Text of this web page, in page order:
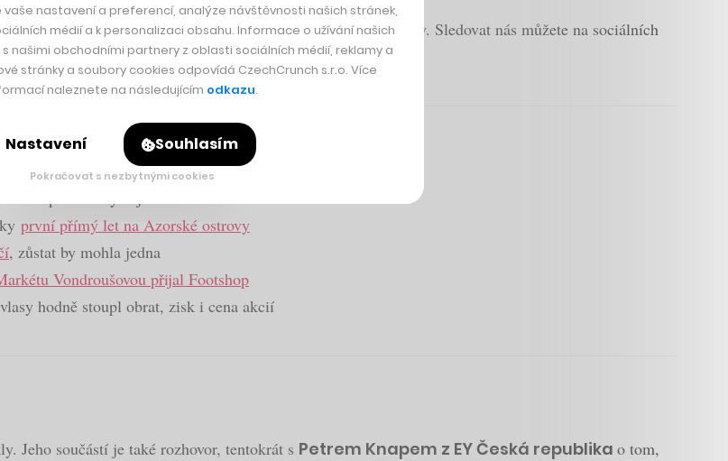
příjemné čtení nebo poslech prostřednictvím podcastu Weekly. Sledovat nás můžete na sociálních
formě.
prostředky zejména na vzdělání
první přímý let na Azorské ostrovy
, zůstat by mohla jedna
Vondroušovou přijal Footshop
hodně stoupl obrat, zisk i cena akcií
Jeho součástí je také rozhovor, tentokrát s Petrem Knapem z EY Česká republika o tom,
nastavení a preferencí, analýze návštěvnosti našich stránek,
médií a k personalizaci obsahu. Informace o užívání našich
našimi obchodními partnery z oblasti sociálních médií, reklamy a
stránky a soubory cookies odpovídá CzechCrunch s.r.o. Více
naleznete na následujícím odkazu.
Nastavení Souhlasím
Pokračovat s nezbytnými cookies